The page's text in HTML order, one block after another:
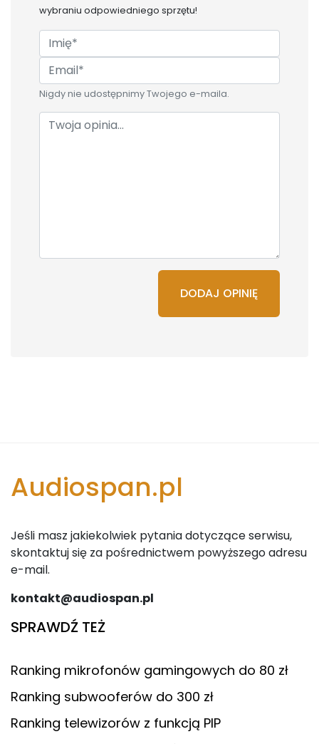
wybraniu odpowiedniego sprzętu!
Nigdy nie udostępnimy Twojego e-maila.
DODAJ OPINIĘ
Audiospan.pl
Jeśli masz jakiekolwiek pytania dotyczące serwisu,
skontaktuj się za pośrednictwem powyższego adresu
e-mail.
kontakt@audiospan.pl
SPRAWDŹ TEŻ
Ranking mikrofonów gamingowych do 80 zł
Ranking subwooferów do 300 zł
Ranking telewizorów z funkcją PIP